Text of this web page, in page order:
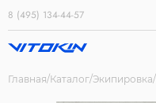
8 (495) 134-44-57
Главная Каталог Экипировка